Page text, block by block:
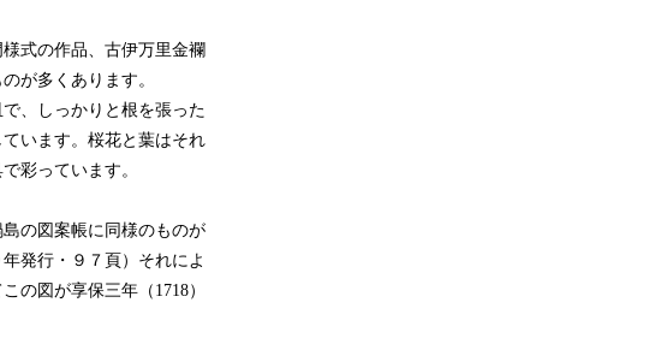
式の作品、古伊万里金襴
が多くあります。
、しっかりと根を張った
います。桜花と葉はそれ
彩っています。
の図案帳に同様のものが
発行・９７頁）それによ
の図が享保三年（1718）